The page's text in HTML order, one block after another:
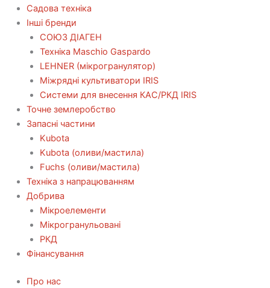
Садова техніка
Інші бренди
СОЮЗ ДІАГЕН
Техніка Maschio Gaspardo
LEHNER (мікрогранулятор)
Міжрядні культиватори IRIS
Системи для внесення КАС/РКД IRIS
Точне землеробство
Запасні частини
Kubota
Kubota (оливи/мастила)
Fuchs (оливи/мастила)
Техніка з напрацюванням
Добрива
Мікроелементи
Мікрогранульовані
РКД
Фінансування
Про нас